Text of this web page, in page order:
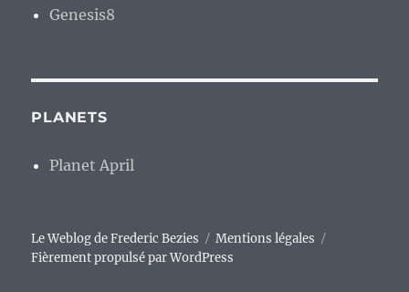
Genesis8
PLANETS
Planet April
Le Weblog de Frederic Bezies
Mentions légales
Fièrement propulsé par WordPress